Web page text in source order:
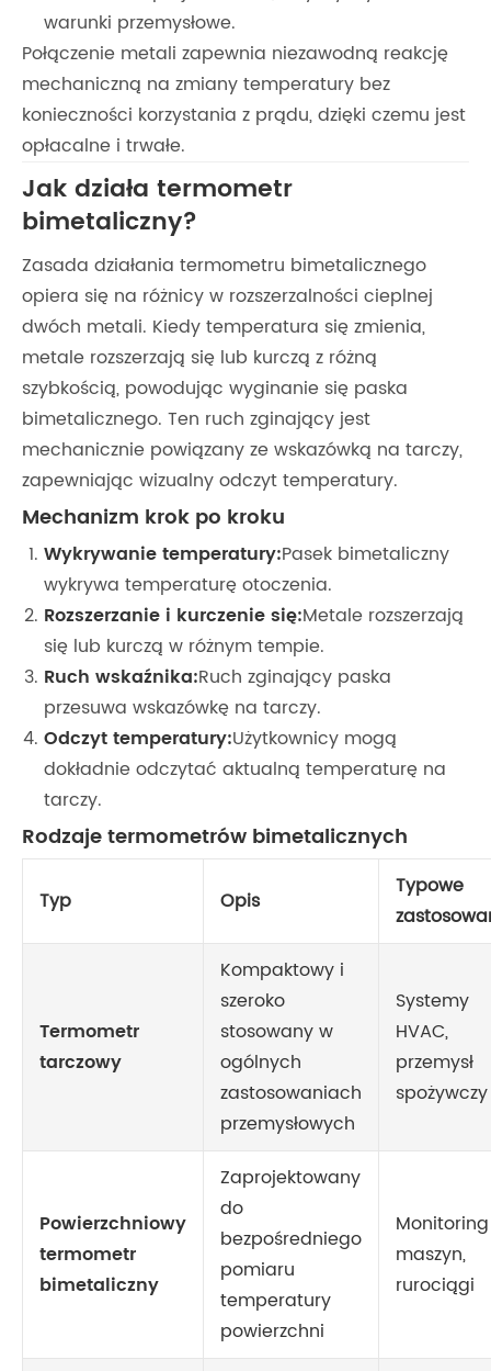
warunki przemysłowe.
Połączenie metali zapewnia niezawodną reakcję
mechaniczną na zmiany temperatury bez
konieczności korzystania z prądu, dzięki czemu jest
opłacalne i trwałe.
Jak działa termometr
bimetaliczny?
Zasada działania termometru bimetalicznego
opiera się na różnicy w rozszerzalności cieplnej
dwóch metali. Kiedy temperatura się zmienia,
metale rozszerzają się lub kurczą z różną
szybkością, powodując wyginanie się paska
bimetalicznego. Ten ruch zginający jest
mechanicznie powiązany ze wskazówką na tarczy,
zapewniając wizualny odczyt temperatury.
Mechanizm krok po kroku
Wykrywanie temperatury:Pasek bimetaliczny
wykrywa temperaturę otoczenia.
Rozszerzanie i kurczenie się:Metale rozszerzają
się lub kurczą w różnym tempie.
Ruch wskaźnika:Ruch zginający paska
przesuwa wskazówkę na tarczy.
Odczyt temperatury:Użytkownicy mogą
dokładnie odczytać aktualną temperaturę na
tarczy.
Rodzaje termometrów bimetalicznych
Typ Opis
Typowe
Termometr
tarczowy
Kompaktowy i
szeroko
stosowany w
ogólnych
zastosowaniach
przemysłowych
Systemy
HVAC,
przemysł
spożywczy
Powierzchniowy
termometr
bimetaliczny
Zaprojektowany
do
bezpośredniego
pomiaru
temperatury
powierzchni
Monitoring
maszyn,
rurociągi